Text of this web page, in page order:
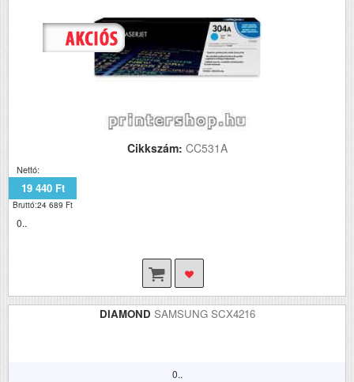
Cikkszám: CC531A
Nettó:
19 440 Ft
Bruttó:24 689 Ft
0..
DIAMOND SAMSUNG SCX4216
0..